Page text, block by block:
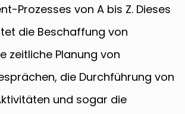
Prozesses von A bis Z. Dieses
die Beschaffung von
zeitliche Planung von
die Durchführung von
und sogar die